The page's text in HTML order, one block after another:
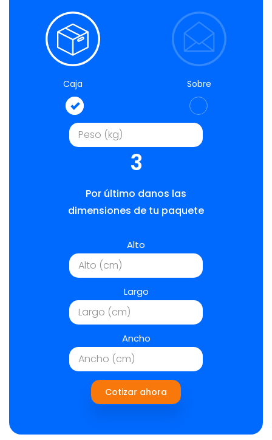
Caja Sobre
3
Por último danos las
dimensiones de tu paquete
Alto
Largo
Ancho
Cotizar ahora